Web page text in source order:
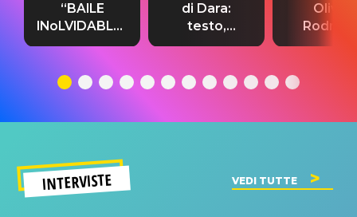
“BAILE
INoLVIDABLE”:
testo,
significato
di Dara:
testo,
traduzione e
del singolo
Olivia
testo,
INTERVISTE VEDI TUTTE